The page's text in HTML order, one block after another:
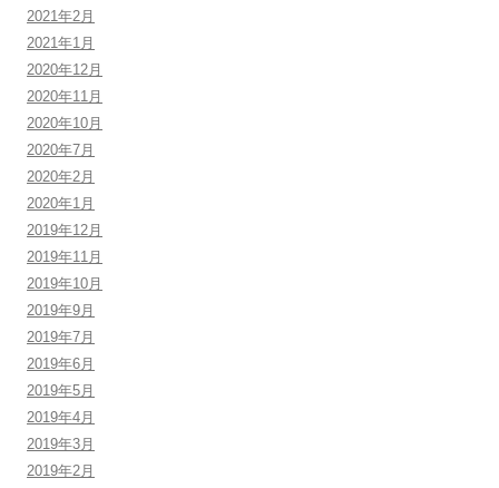
2021年2月
2021年1月
2020年12月
2020年11月
2020年10月
2020年7月
2020年2月
2020年1月
2019年12月
2019年11月
2019年10月
2019年9月
2019年7月
2019年6月
2019年5月
2019年4月
2019年3月
2019年2月